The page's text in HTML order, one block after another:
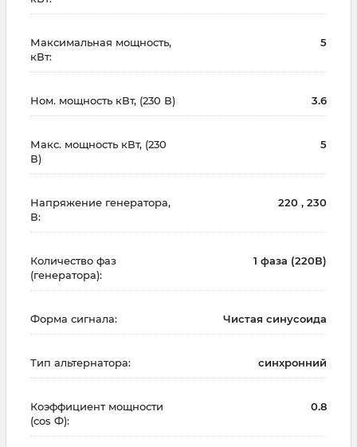
Максимальная мощность,
кВт:
5
Ном. мощность кВт, (230 В) 3.6
Макс. мощность кВт, (230
В)
5
Напряжение генератора,
В:
220 , 230
Количество фаз
(генератора):
1 фаза (220В)
Форма сигнала: Чистая синусоида
Тип альтернатора: синхронний
Коэффициент мощности
(cos Ф):
0.8